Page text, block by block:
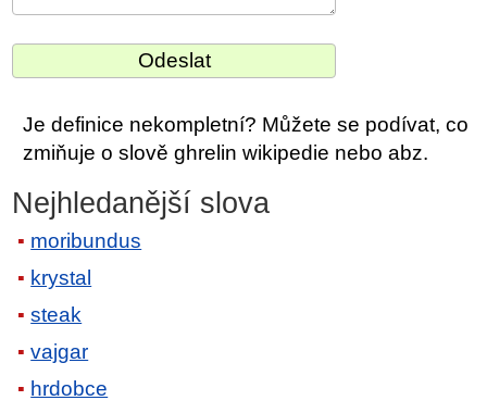
Je definice nekompletní? Můžete se podívat, co
zmiňuje o slově ghrelin wikipedie nebo abz.
Nejhledanější slova
moribundus
krystal
steak
vajgar
hrdobce